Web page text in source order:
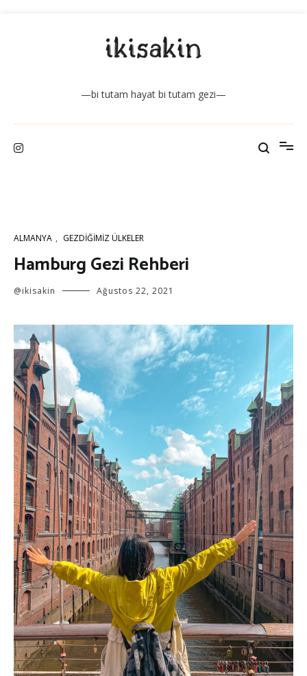
—bi tutam hayat bi tutam gezi—
ALMANYA , GEZDIĞIMIZ ÜLKELER
Hamburg Gezi Rehberi
@ikisakin Ağustos 22, 2021